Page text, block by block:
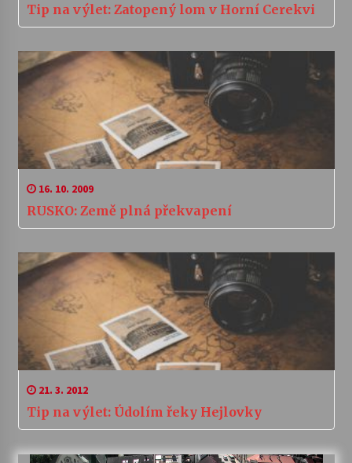
Tip na výlet: Zatopený lom v Horní Cerekvi
16. 10. 2009
RUSKO: Země plná překvapení
21. 3. 2012
Tip na výlet: Údolím řeky Hejlovky